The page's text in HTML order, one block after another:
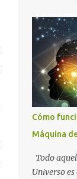
Cómo
Máquina
Todo
Universo